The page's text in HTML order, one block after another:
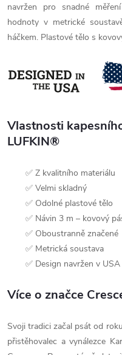
navržen pro snadné
hodnoty v metrické
háčkem. Plastové tělo s
Vlastnosti
LUFKIN®
✅ Z kvalitního materiálu
✅ Velmi skladný
✅ Odolné plastové tělo
✅ Návin 3 m – kovový
✅ Oboustranně značené
✅ Metrická soustava
✅ Design navržen v USA
Více o značce
Svoji tradici začal psát od
přistěhovalec a vynálezce